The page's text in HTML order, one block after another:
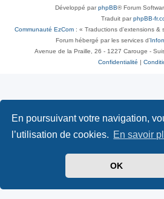
En poursuivant votre navigation,
l’utilisation de cookies. En savoir
OK
Développé parphpBB® Forum
Traduit parphpBB-
Communauté EzCom : « Traductions d'extensions &
Forum hébergé par les services d’
Avenue de la Praille, 26 - 1227 Carouge -
Confidentialité